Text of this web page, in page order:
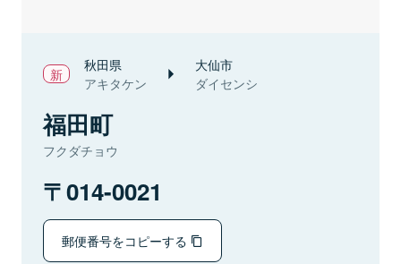
秋田県
アキタケン
大仙市
ダイセンシ
福田町
フクダチョウ
014-0021
郵便番号をコピーする